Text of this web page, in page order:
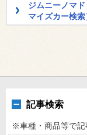
ジムニーノマ
マイズカー検索
記事検索
※車種・商品等で記